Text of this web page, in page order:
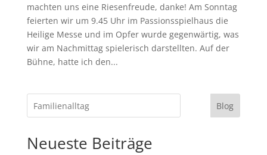
machten uns eine Riesenfreude, danke! Am Sonntag
feierten wir um 9.45 Uhr im Passionsspielhaus die
Heilige Messe und im Opfer wurde gegenwärtig, was
wir am Nachmittag spielerisch darstellten. Auf der
Bühne, hatte ich den...
Blog
Neueste Beiträge